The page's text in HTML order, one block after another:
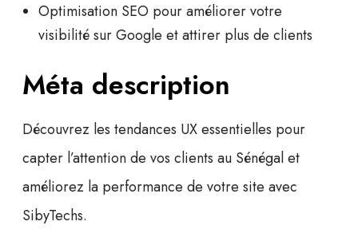
Optimisation SEO pour améliorer votre
visibilité sur Google et attirer plus de clients
Méta description
Découvrez les tendances UX essentielles pour
capter l’attention de vos clients au Sénégal et
améliorez la performance de votre site avec
SibyTechs.